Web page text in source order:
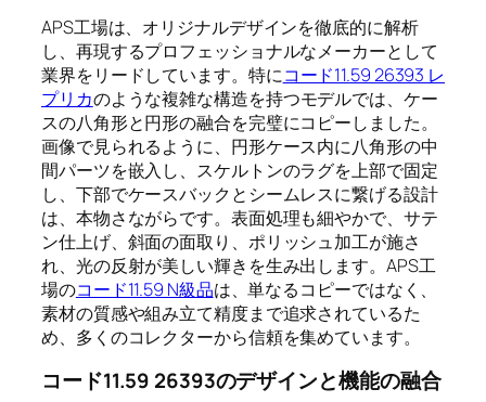
APS工場は、オリジナルデザインを徹底的に解析
し、再現するプロフェッショナルなメーカーとして
業界をリードしています。特にコード11.59 26393 レ
プリカのような複雑な構造を持つモデルでは、ケー
スの八角形と円形の融合を完璧にコピーしました。
画像で見られるように、円形ケース内に八角形の中
間パーツを嵌入し、スケルトンのラグを上部で固定
し、下部でケースバックとシームレスに繋げる設計
は、本物さながらです。表面処理も細やかで、サテ
ン仕上げ、斜面の面取り、ポリッシュ加工が施さ
れ、光の反射が美しい輝きを生み出します。APS工
場のコード11.59 N級品は、単なるコピーではなく、
素材の質感や組み立て精度まで追求されているた
め、多くのコレクターから信頼を集めています。
コード11.59 26393のデザインと機能の融合